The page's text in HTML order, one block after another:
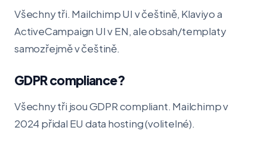
Všechny tři. Mailchimp UI v češtině, Klaviyo a
ActiveCampaign UI v EN, ale obsah/templaty
samozřejmě v češtině.
GDPR compliance?
Všechny tři jsou GDPR compliant. Mailchimp v
2024 přidal EU data hosting (volitelné).